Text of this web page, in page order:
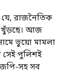
রাজনৈতিক
খুঁড়ছে। আজ
ভুয়ো মামলা
সেই পুলিশই
সহ সব